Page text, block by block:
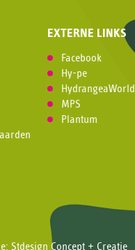
EXTERNE LINKS
Facebook
Hy-pe
HydrangeaWorld
MPS
Plantum
Stdesign Concept + Creatie